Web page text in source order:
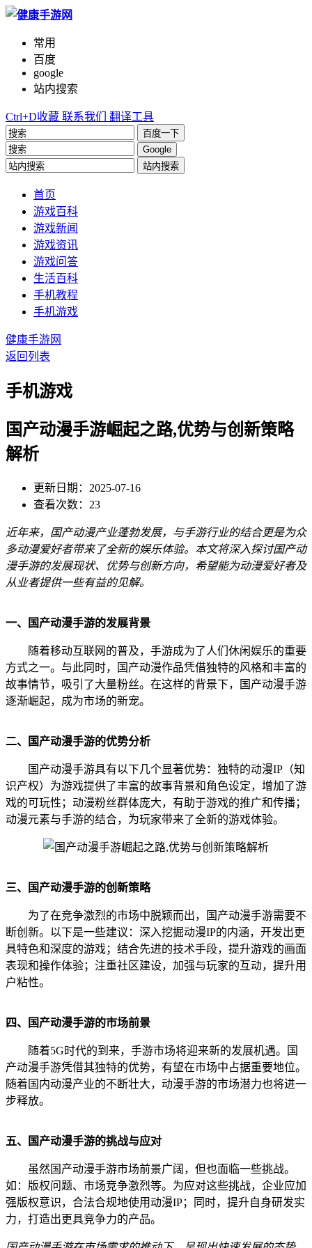
常用
百度
google
站内搜索
Ctrl+D收藏 联系我们 翻译工具
百度一下
Google
站内搜索
首页
游戏百科
游戏新闻
游戏资讯
游戏问答
生活百科
手机教程
手机游戏
健康手游网
返回列表
手机游戏
国产动漫手游崛起之路,优势与创新策略
解析
更新日期：2025-07-16
查看次数：23
近年来，国产动漫产业蓬勃发展，与手游行业的结合更是为众
多动漫爱好者带来了全新的娱乐体验。本文将深入探讨国产动
漫手游的发展现状、优势与创新方向，希望能为动漫爱好者及
从业者提供一些有益的见解。
一、国产动漫手游的发展背景
随着移动互联网的普及，手游成为了人们休闲娱乐的重要
方式之一。与此同时，国产动漫作品凭借独特的风格和丰富的
故事情节，吸引了大量粉丝。在这样的背景下，国产动漫手游
逐渐崛起，成为市场的新宠。
二、国产动漫手游的优势分析
国产动漫手游具有以下几个显著优势：独特的动漫IP（知
识产权）为游戏提供了丰富的故事背景和角色设定，增加了游
戏的可玩性；动漫粉丝群体庞大，有助于游戏的推广和传播；
动漫元素与手游的结合，为玩家带来了全新的游戏体验。
三、国产动漫手游的创新策略
为了在竞争激烈的市场中脱颖而出，国产动漫手游需要不
断创新。以下是一些建议：深入挖掘动漫IP的内涵，开发出更
具特色和深度的游戏；结合先进的技术手段，提升游戏的画面
表现和操作体验；注重社区建设，加强与玩家的互动，提升用
户粘性。
四、国产动漫手游的市场前景
随着5G时代的到来，手游市场将迎来新的发展机遇。国
产动漫手游凭借其独特的优势，有望在市场中占据重要地位。
随着国内动漫产业的不断壮大，动漫手游的市场潜力也将进一
步释放。
五、国产动漫手游的挑战与应对
虽然国产动漫手游市场前景广阔，但也面临一些挑战。
如：版权问题、市场竞争激烈等。为应对这些挑战，企业应加
强版权意识，合法合规地使用动漫IP；同时，提升自身研发实
力，打造出更具竞争力的产品。